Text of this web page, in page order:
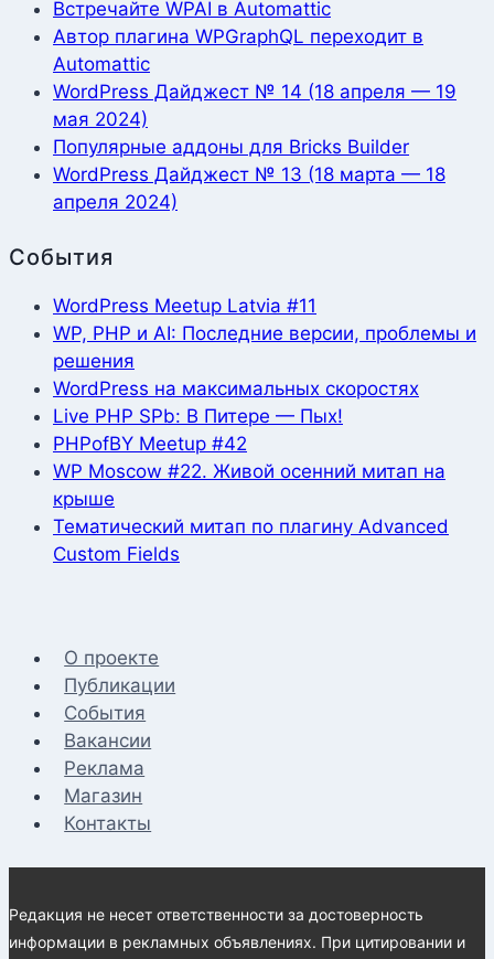
Встречайте WPAI в Automattic
Автор плагина WPGraphQL переходит в
Automattic
WordPress Дайджест № 14 (18 апреля — 19
мая 2024)
Популярные аддоны для Bricks Builder
WordPress Дайджест № 13 (18 марта — 18
апреля 2024)
События
WordPress Meetup Latvia #11
WP, PHP и AI: Последние версии, проблемы и
решения
WordPress на максимальных скоростях
Live PHP SPb: В Питере — Пых!
PHPofBY Meetup #42
WP Moscow #22. Живой осенний митап на
крыше
Тематический митап по плагину Advanced
Custom Fields
О проекте
Публикации
События
Вакансии
Реклама
Магазин
Контакты
Редакция не несет ответственности за достоверность
информации в рекламных объявлениях. При цитировании и